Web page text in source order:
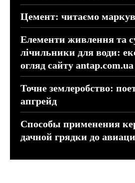
Цемент: читаємо
Елементи живлення та
лічильники для води:
огляд сайту antap.com.ua
Точне землеробство:
апгрейд
Способы применения
дачной грядки до